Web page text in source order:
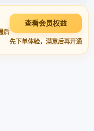
后
查看会员权益
先下单体验，满意后再开通